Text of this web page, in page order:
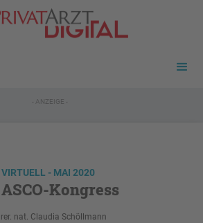
- ANZEIGE -
VIRTUELL - MAI 2020
Kongress
rer. nat. Claudia Schöllmann